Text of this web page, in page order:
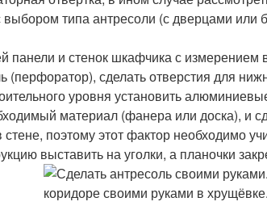
типа антресоли (с дверцами или
панели и стенок шкафчика с измерением
(перфоратор), сделать отверстия для
уровня установить
материал (фанера или доска), и
поэтому этот фактор необходимо
выставить на уголки, а планочки